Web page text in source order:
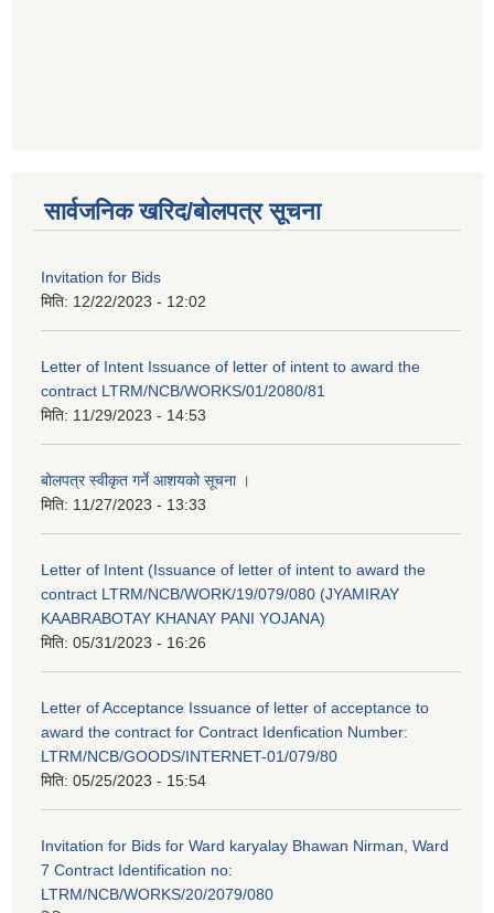
सार्वजनिक खरिद/बोलपत्र सूचना
Invitation for Bids
मिति: 12/22/2023 - 12:02
Letter of Intent Issuance of letter of intent to award the
contract LTRM/NCB/WORKS/01/2080/81
मिति: 11/29/2023 - 14:53
बोलपत्र स्वीकृत गर्ने आशयको सूचना ।
मिति: 11/27/2023 - 13:33
Letter of Intent (Issuance of letter of intent to award the
contract LTRM/NCB/WORK/19/079/080 (JYAMIRAY
KAABRABOTAY KHANAY PANI YOJANA)
मिति: 05/31/2023 - 16:26
Letter of Acceptance Issuance of letter of acceptance to
award the contract for Contract Idenfication Number:
LTRM/NCB/GOODS/INTERNET-01/079/80
मिति: 05/25/2023 - 15:54
Invitation for Bids for Ward karyalay Bhawan Nirman, Ward
7 Contract Identification no:
LTRM/NCB/WORKS/20/2079/080